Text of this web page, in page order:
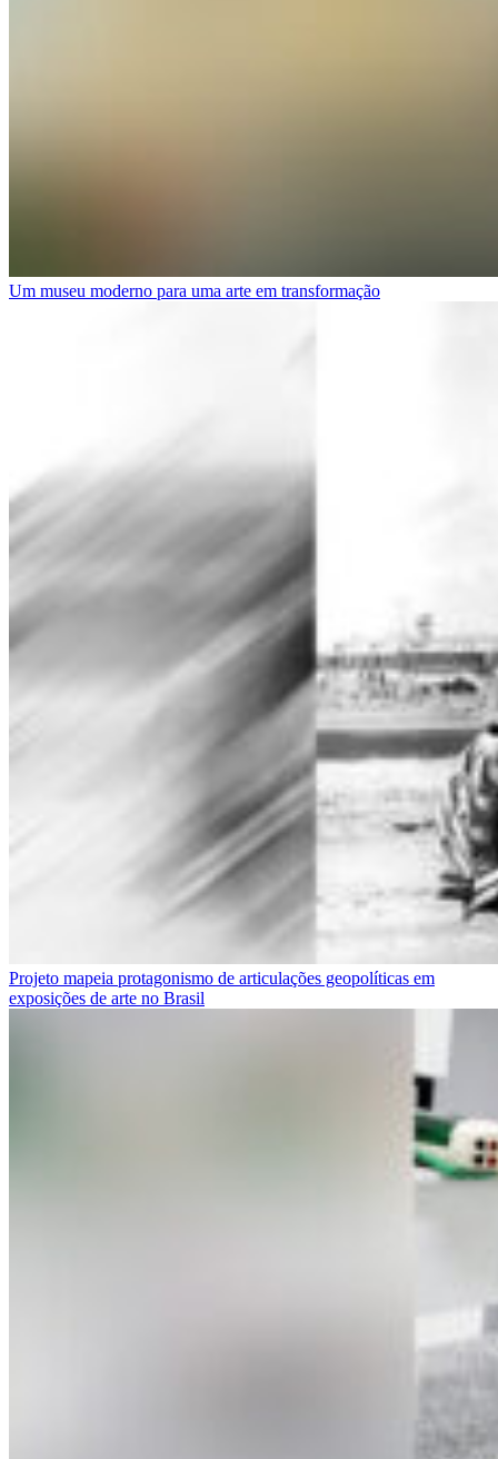
Um museu moderno para uma arte em transformação
Projeto mapeia protagonismo de articulações geopolíticas em
exposições de arte no Brasil